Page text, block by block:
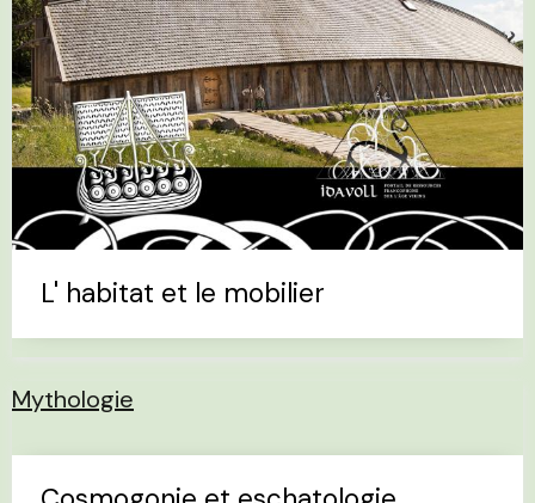
L' habitat et le mobilier
Mythologie